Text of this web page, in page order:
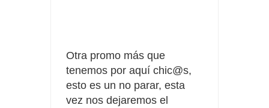
Otra promo más que
tenemos por aquí chic@s,
esto es un no parar, esta
vez nos dejaremos el